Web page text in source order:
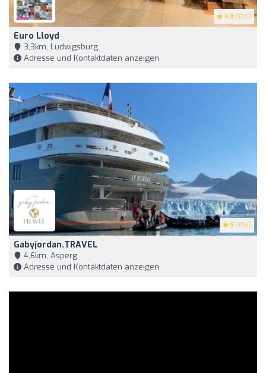
4.8 (100)
Euro Lloyd
3,3km, Ludwigsburg
Adresse und Kontaktdaten anzeigen
5 (196)
Gabyjordan.TRAVEL
4,6km, Asperg
Adresse und Kontaktdaten anzeigen